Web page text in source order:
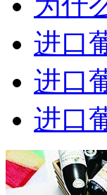
进口
进口
进口